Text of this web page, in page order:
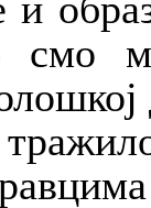
смо